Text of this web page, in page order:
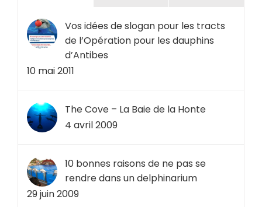
Vos idées de slogan pour les tracts
de l’Opération pour les dauphins
d’Antibes
10 mai 2011
The Cove – La Baie de la Honte
4 avril 2009
10 bonnes raisons de ne pas se
rendre dans un delphinarium
29 juin 2009